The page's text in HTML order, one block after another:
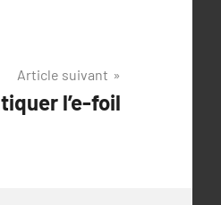
Article suivant
l’e-foil